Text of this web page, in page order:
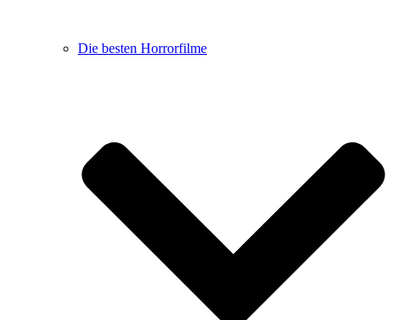
Die besten Horrorfilme